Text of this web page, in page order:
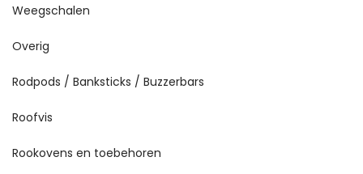
Weegschalen
Overig
Rodpods / Banksticks / Buzzerbars
Roofvis
Rookovens en toebehoren